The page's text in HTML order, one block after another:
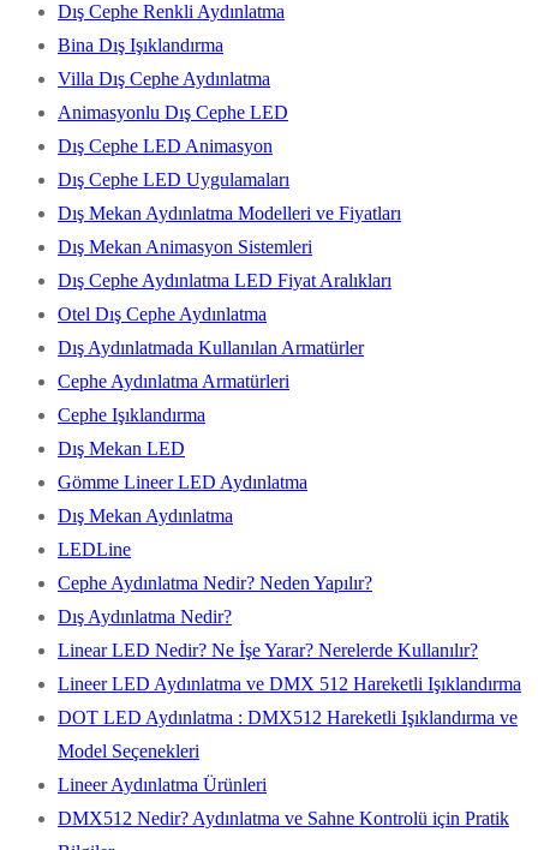
Dış Cephe Renkli Aydınlatma
Bina Dış Işıklandırma
Villa Dış Cephe Aydınlatma
Animasyonlu Dış Cephe LED
Dış Cephe LED Animasyon
Dış Cephe LED Uygulamaları
Dış Mekan Aydınlatma Modelleri ve Fiyatları
Dış Mekan Animasyon Sistemleri
Dış Cephe Aydınlatma LED Fiyat Aralıkları
Otel Dış Cephe Aydınlatma
Dış Aydınlatmada Kullanılan Armatürler
Cephe Aydınlatma Armatürleri
Cephe Işıklandırma
Dış Mekan LED
Gömme Lineer LED Aydınlatma
Dış Mekan Aydınlatma
LEDLine
Cephe Aydınlatma Nedir? Neden Yapılır?
Dış Aydınlatma Nedir?
Linear LED Nedir? Ne İşe Yarar? Nerelerde Kullanılır?
Lineer LED Aydınlatma ve DMX 512 Hareketli Işıklandırma
DOT LED Aydınlatma : DMX512 Hareketli Işıklandırma ve
Model Seçenekleri
Lineer Aydınlatma Ürünleri
DMX512 Nedir? Aydınlatma ve Sahne Kontrolü için Pratik